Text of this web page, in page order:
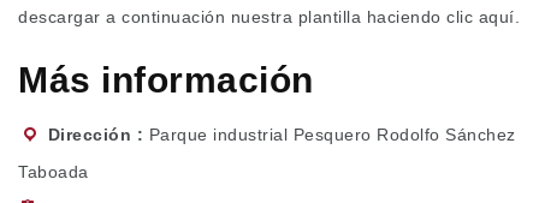
descargar a continuación nuestra plantilla haciendo clic aquí.
Más información
Dirección
Parque industrial Pesquero Rodolfo Sánchez
Taboada